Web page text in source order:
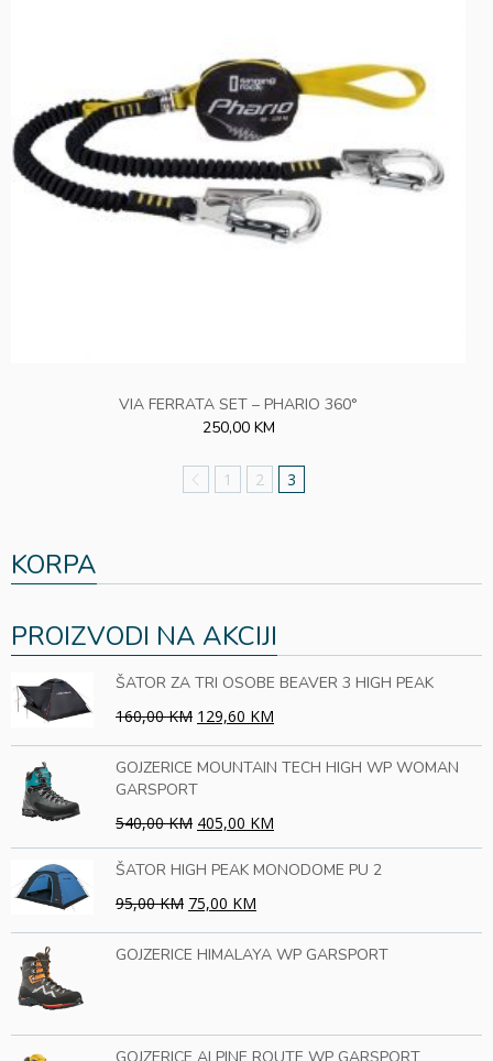
VIA FERRATA SET – PHARIO 360°
250,00 KM
1 2 3
KORPA
PROIZVODI NA AKCIJI
ŠATOR ZA TRI OSOBE BEAVER 3 HIGH PEAK
160,00 KM 129,60 KM
GOJZERICE MOUNTAIN TECH HIGH WP WOMAN
GARSPORT
540,00 KM 405,00 KM
ŠATOR HIGH PEAK MONODOME PU 2
95,00 KM 75,00 KM
GOJZERICE HIMALAYA WP GARSPORT